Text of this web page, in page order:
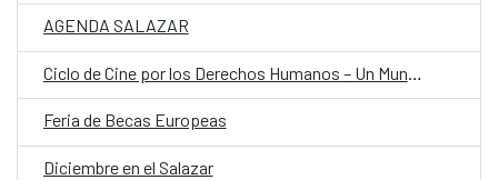
AGENDA SALAZAR
Ciclo de Cine por los Derechos Humanos – Un Mundo en Movimiento
Feria de Becas Europeas
Diciembre en el Salazar